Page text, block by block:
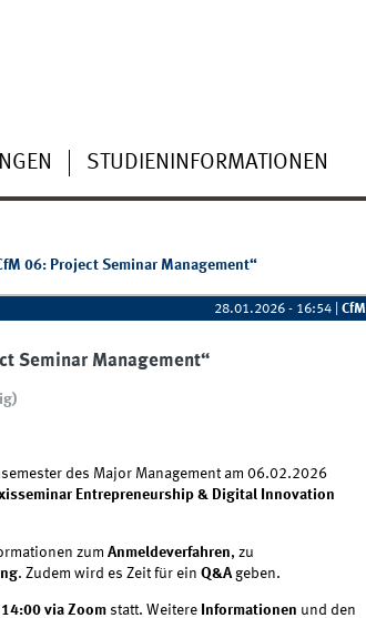
STUDIENINFORMATIONEN
06: Project Seminar Management“
28.01.2026 - 16:54 |CfM
Seminar Management“
des Major Management am 06.02.2026
Entrepreneurship & Digital Innovation
zum Anmeldeverfahren, zu
. Zudem wird es Zeit für ein Q&Ageben.
via Zoomstatt. Weitere Informationen und den